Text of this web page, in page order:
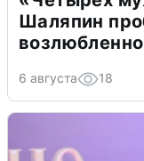
Шаляпин
6 августа 18